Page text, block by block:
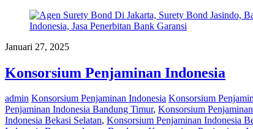
Januari 27, 2025
Konsorsium Penjaminan Indonesia
admin Konsorsium Penjaminan Indonesia Konsorsium
Penjaminan Indonesia Bandung Timur, Konsorsium
Indonesia Bekasi Selatan, Konsorsium Penjaminan Indonesia